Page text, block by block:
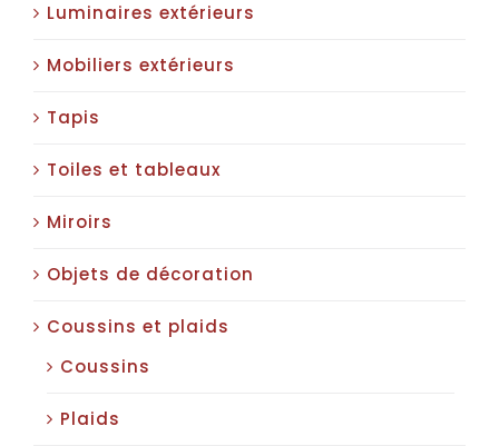
Luminaires extérieurs
Mobiliers extérieurs
Tapis
Toiles et tableaux
Miroirs
Objets de décoration
Coussins et plaids
Coussins
Plaids